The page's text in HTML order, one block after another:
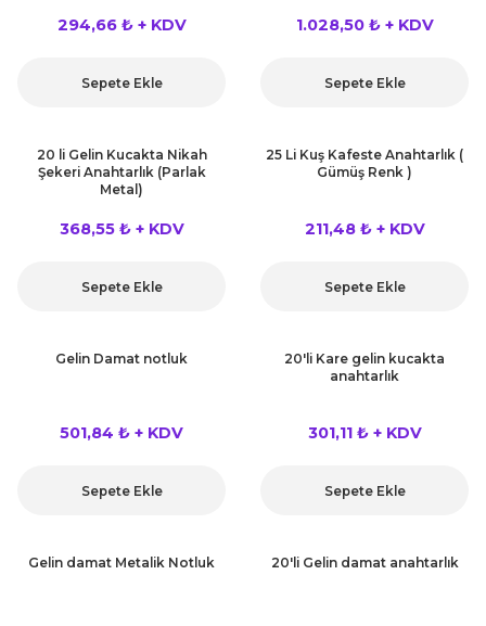
294,66 ₺ + KDV
Sepete Ekle
1.028,50 ₺ + KDV
Sepete Ekle
20 li Gelin Kucakta Nikah
Şekeri Anahtarlık (Parlak
Metal)
368,55 ₺ + KDV
Sepete Ekle
25 Li Kuş Kafeste Anahtarlık (
Gümüş Renk )
211,48 ₺ + KDV
Sepete Ekle
Gelin Damat notluk
501,84 ₺ + KDV
Sepete Ekle
20'li Kare gelin kucakta
anahtarlık
301,11 ₺ + KDV
Sepete Ekle
Gelin damat Metalik Notluk 20'li Gelin damat anahtarlık